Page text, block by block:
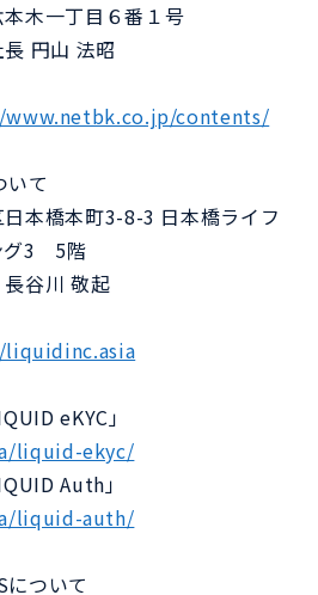
木一丁目６番１号
円山 法昭
contents/
て
本橋本町3-8-3 日本橋ライフ
グ3 5階
谷川 敬起
eKYC」
liquid-ekyc/
Auth」
liquid-auth/
ついて